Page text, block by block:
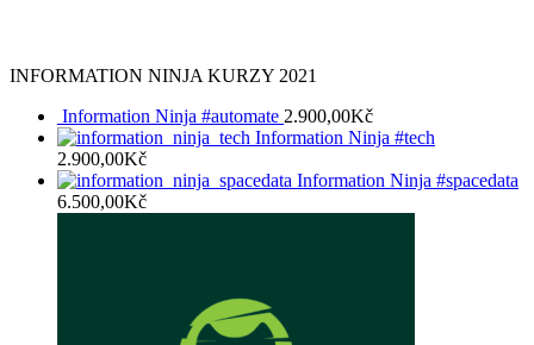
INFORMATION NINJA KURZY 2021
Information Ninja #automate 2.900,00Kč
Information Ninja #tech
2.900,00Kč
Information Ninja #spacedata
6.500,00Kč